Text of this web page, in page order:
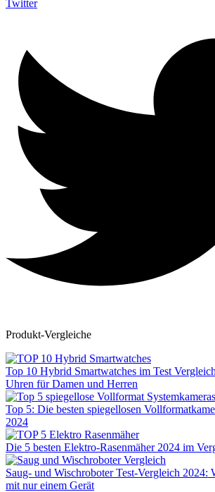
Twitter
Produkt-Vergleiche
Top 10 Hybrid Smartwatches im Test
Uhren für Damen und Herren
Top 5: Die besten spiegellosen
2024
Die 5 besten Elektro-Rasenmäher 2024 im
Saug- und Wischroboter Test-Vergleich 2024:
mit nur einem Gerät